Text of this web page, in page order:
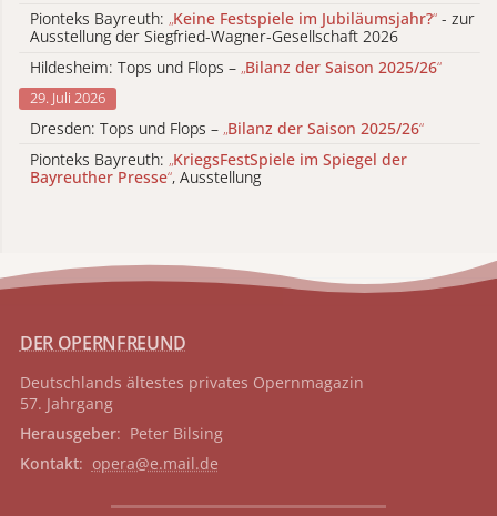
Pionteks Bayreuth: „Keine Festspiele im Jubiläumsjahr?“ - zur
Ausstellung der Siegfried-Wagner-Gesellschaft 2026
Hildesheim: Tops und Flops – „Bilanz der Saison 2025/26“
29. Juli 2026
Dresden: Tops und Flops – „Bilanz der Saison 2025/26“
Pionteks Bayreuth: „KriegsFestSpiele im Spiegel der
Bayreuther Presse“, Ausstellung
DER OPERNFREUND
Deutschlands ältestes privates Opernmagazin
57. Jahrgang
Herausgeber: Peter Bilsing
Kontakt: opera@e.mail.de